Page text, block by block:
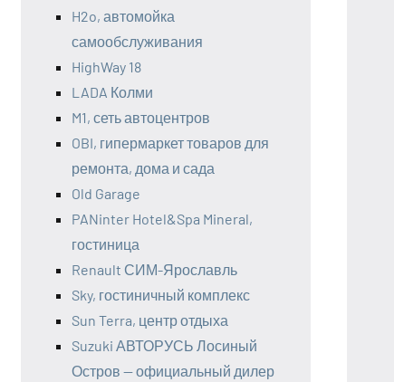
H2o, автомойка
самообслуживания
HighWay 18
LADA Колми
M1, сеть автоцентров
OBI, гипермаркет товаров для
ремонта, дома и сада
Old Garage
PANinter Hotel&Spa Mineral,
гостиница
Renault СИМ-Ярославль
Sky, гостиничный комплекс
Sun Terra, центр отдыха
Suzuki АВТОРУСЬ Лосиный
Остров — официальный дилер